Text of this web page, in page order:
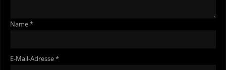
Name*
E-Mail-Adresse*